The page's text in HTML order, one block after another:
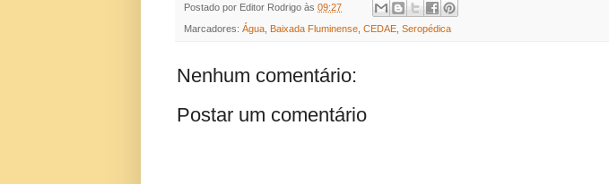
Postado por Editor Rodrigo às 09:27
Marcadores: Água Baixada Fluminense CEDAE Seropédica
Nenhum comentário:
Postar um comentário